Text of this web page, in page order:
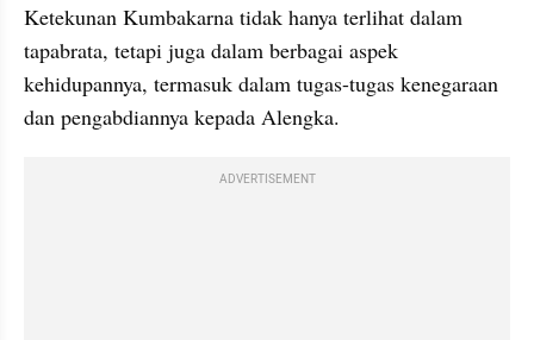
Ketekunan Kumbakarna tidak hanya terlihat dalam
tapabrata, tetapi juga dalam berbagai aspek
kehidupannya, termasuk dalam tugas-tugas kenegaraan
dan pengabdiannya kepada Alengka.
ADVERTISEMENT